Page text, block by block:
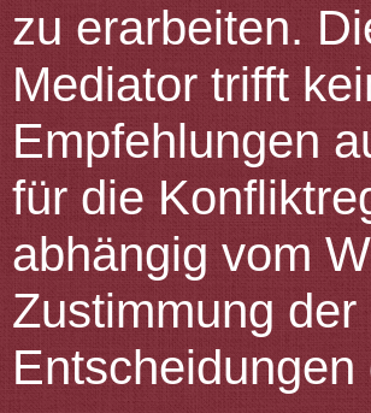
zu erarbeiten.
Mediator trifft
Empfehlungen
für die
abhängig vom
Zustimmung
Entscheidungen